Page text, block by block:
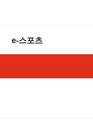
e-스포츠